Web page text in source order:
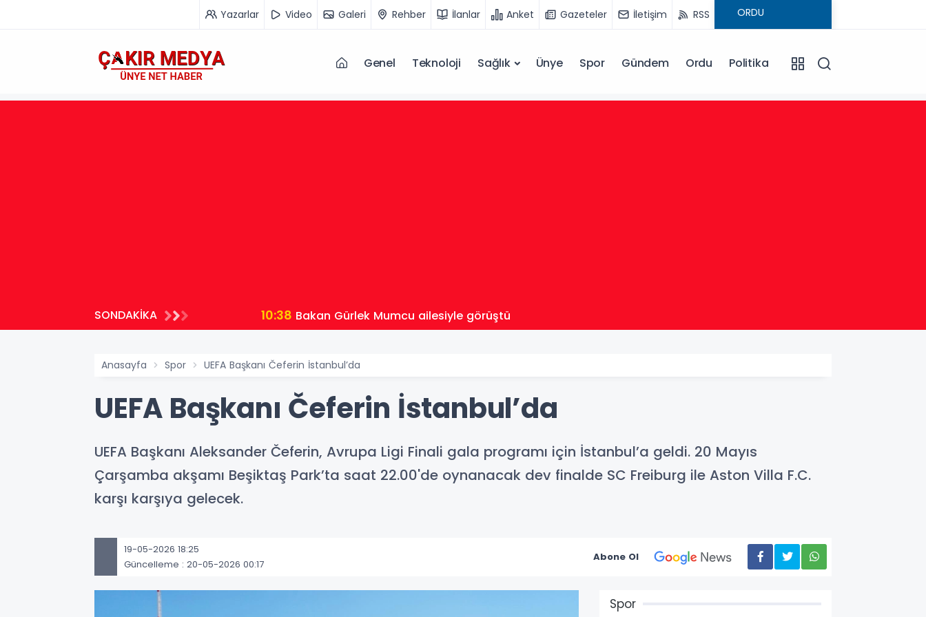
Yazarlar Video Galeri Rehber İlanlar Anket Gazeteler İletişim RSS
Genel Teknoloji Sağlık Ünye Spor Gündem Ordu Politika
SONDAKİKA Bakan Gürlek Mumcu ailesiyle görüştü
Anasayfa Spor UEFA Başkanı Čeferin İstanbul’da
UEFA Başkanı Čeferin İstanbul’da
UEFA Başkanı Aleksander Čeferin, Avrupa Ligi Finali gala programı için İstanbul’a geldi. 20 Mayıs
Çarşamba akşamı Beşiktaş Park’ta saat 22.00'de oynanacak dev finalde SC Freiburg ile Aston Villa F.C.
karşı karşıya gelecek.
19-05-2026 18:25
Güncelleme : 20-05-2026 00:17
Abone Ol
Spor